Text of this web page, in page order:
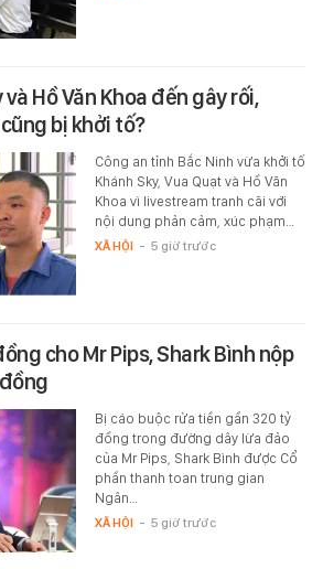
Hồ Văn Khoa đến gây rối,
bị khởi tố?
Công an tỉnh Bắc Ninh vừa khởi tố
Khánh Sky, Vua Quạt và Hồ Văn
Khoa vì livestream tranh cãi với
nội dung phản cảm, xúc phạm…
XÃ HỘI - 5 giờ trước
cho Mr Pips, Shark Bình nộp
Bị cáo buộc rửa tiền gần 320 tỷ
đồng trong đường dây lừa đảo
của Mr Pips, Shark Bình được Cổ
phần thanh toan trung gian
Ngân…
XÃ HỘI - 5 giờ trước